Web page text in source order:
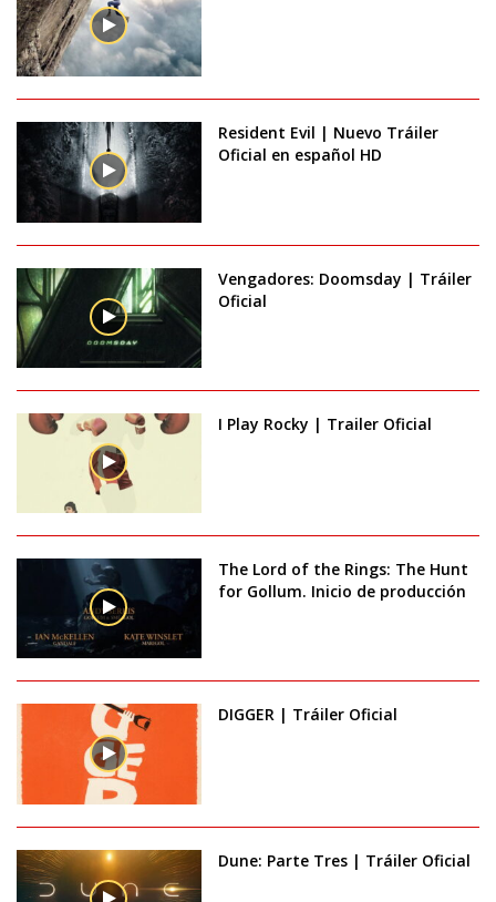
Resident Evil | Nuevo Tráiler
Oficial en español HD
Vengadores: Doomsday | Tráiler
Oficial
I Play Rocky | Trailer Oficial
The Lord of the Rings: The Hunt
for Gollum. Inicio de producción
DIGGER | Tráiler Oficial
Dune: Parte Tres | Tráiler Oficial